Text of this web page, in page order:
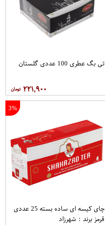
تی بگ عطری 100 عددی گلستان
۲۲۱,۹۰۰
3%
چای کیسه ای ساده بسته 25 عددی
قرمز برند : شهرزاد